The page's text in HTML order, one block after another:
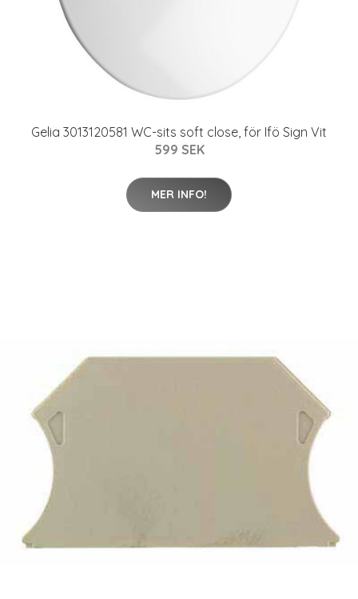
Gelia 3013120581 WC-sits soft close, för Ifö Sign Vit
599 SEK
MER INFO!